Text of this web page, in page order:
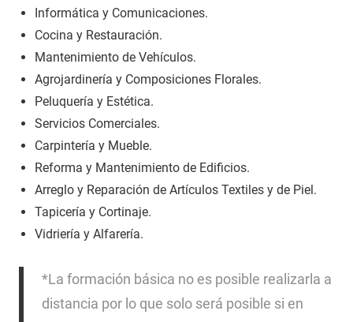
Informática y Comunicaciones.
Cocina y Restauración.
Mantenimiento de Vehículos.
Agrojardinería y Composiciones Florales.
Peluquería y Estética.
Servicios Comerciales.
Carpintería y Mueble.
Reforma y Mantenimiento de Edificios.
Arreglo y Reparación de Artículos Textiles y de Piel.
Tapicería y Cortinaje.
Vidriería y Alfarería.
*La formación básica no es posible realizarla a
distancia por lo que solo será posible si en